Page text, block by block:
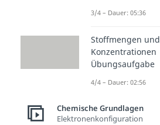
3/4 – Dauer: 05:36
Stoffmengen und
Konzentrationen
Übungsaufgabe
4/4 – Dauer: 02:56
Chemische Grundlagen
Elektronenkonfiguration